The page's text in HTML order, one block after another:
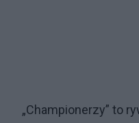
„Championerzy” to